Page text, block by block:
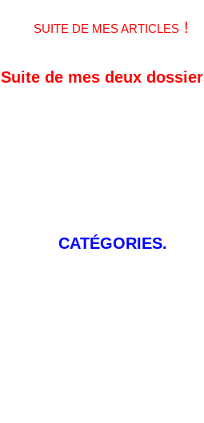
SUITE DE MES ARTICLES !
Suite de mes deux
CATÉGORIES.